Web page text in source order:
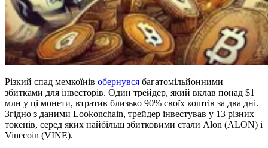
Різкий спад мемкоїнів обернувся багатомільйонними
збитками для інвесторів. Один трейдер, який вклав понад $1
млн у ці монети, втратив близько 90% своїх коштів за два дні.
Згідно з даними Lookonchain, трейдер інвестував у 13 різних
токенів, серед яких найбільш збитковими стали Alon (ALON) і
Vinecoin (VINE).